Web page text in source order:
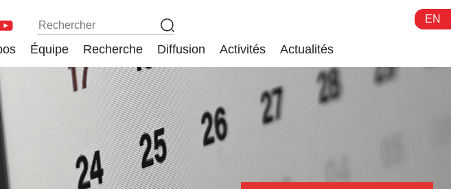
EN
Équipe Recherche Diffusion Activités Actualités